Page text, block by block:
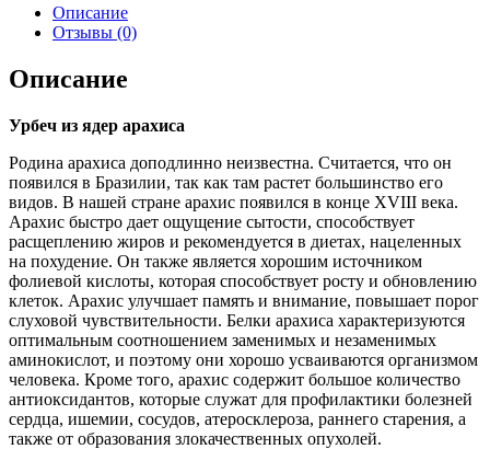
Описание
Отзывы (0)
Описание
Урбеч из ядер арахиса
Родина арахиса доподлинно неизвестна. Считается, что он
появился в Бразилии, так как там растет большинство его
видов. В нашей стране арахис появился в конце XVIII века.
Арахис быстро дает ощущение сытости, способствует
расщеплению жиров и рекомендуется в диетах, нацеленных
на похудение. Он также является хорошим источником
фолиевой кислоты, которая способствует росту и обновлению
клеток. Арахис улучшает память и внимание, повышает порог
слуховой чувствительности. Белки арахиса характеризуются
оптимальным соотношением заменимых и незаменимых
аминокислот, и поэтому они хорошо усваиваются организмом
человека. Кроме того, арахис содержит большое количество
антиоксидантов, которые служат для профилактики болезней
сердца, ишемии, сосудов, атеросклероза, раннего старения, а
также от образования злокачественных опухолей.